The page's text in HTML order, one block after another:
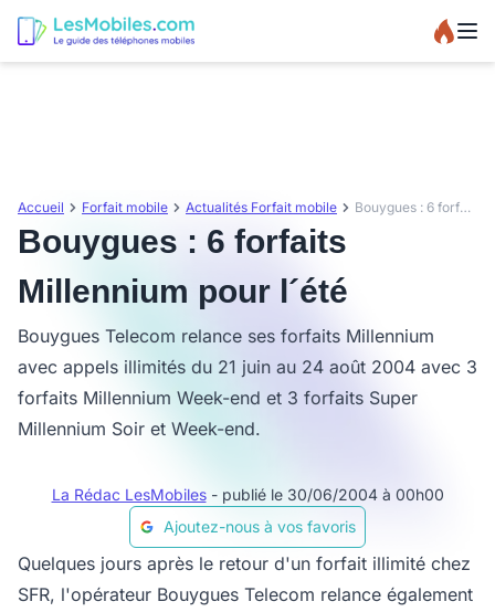
Accueil Forfait mobile Actualités Forfait mobile Bouygues : 6 forfaits Millennium pour l´été
Bouygues : 6 forfaits
Millennium pour l´été
Bouygues Telecom relance ses forfaits Millennium
avec appels illimités du 21 juin au 24 août 2004 avec 3
forfaits Millennium Week-end et 3 forfaits Super
Millennium Soir et Week-end.
La Rédac LesMobiles - publié le 30/06/2004 à 00h00
Ajoutez-nous à vos favoris
Quelques jours après le retour d'un forfait illimité chez
SFR, l'opérateur Bouygues Telecom relance également